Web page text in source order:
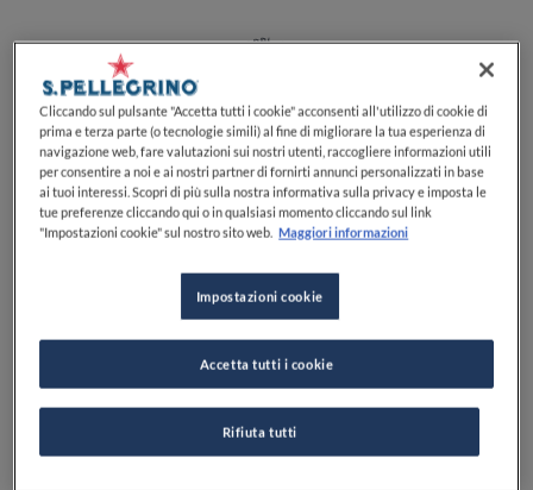
La cerimonia deiLatin America's 50 Best Restaurants
sponsorizzata daS.PellegrinoeAcqua Panna
ci avviciniamo allo svelamento della lista 1-50 a Rio
de Janeiro martedì 28 novembre, sono stati
annunciati tre premi speciali, come da tradizione.
Cordero, nella capitale venezuelana Caracas, è stato
annunciato come vincitore del premio
Express One to Watch 2023.Il nome "cordero"
Cliccando sul pulsante "Accetta tutti i cookie" acconsenti all'utilizzo di cookie di
prima e terza parte (o tecnologie simili) al fine di migliorare la tua esperienza di
navigazione web, fare valutazioni sui nostri utenti, raccogliere informazioni utili
per consentire a noi e ai nostri partner di fornirti annunci personalizzati in base
ai tuoi interessi. Scopri di più sulla nostra informativa sulla privacy e imposta le
tue preferenze cliccando qui o in qualsiasi momento cliccando sul link
"Impostazioni cookie" sul nostro sito web. Maggiori informazioni
Impostazioni cookie
Rifiuta tutti
Accetta tutti i cookie